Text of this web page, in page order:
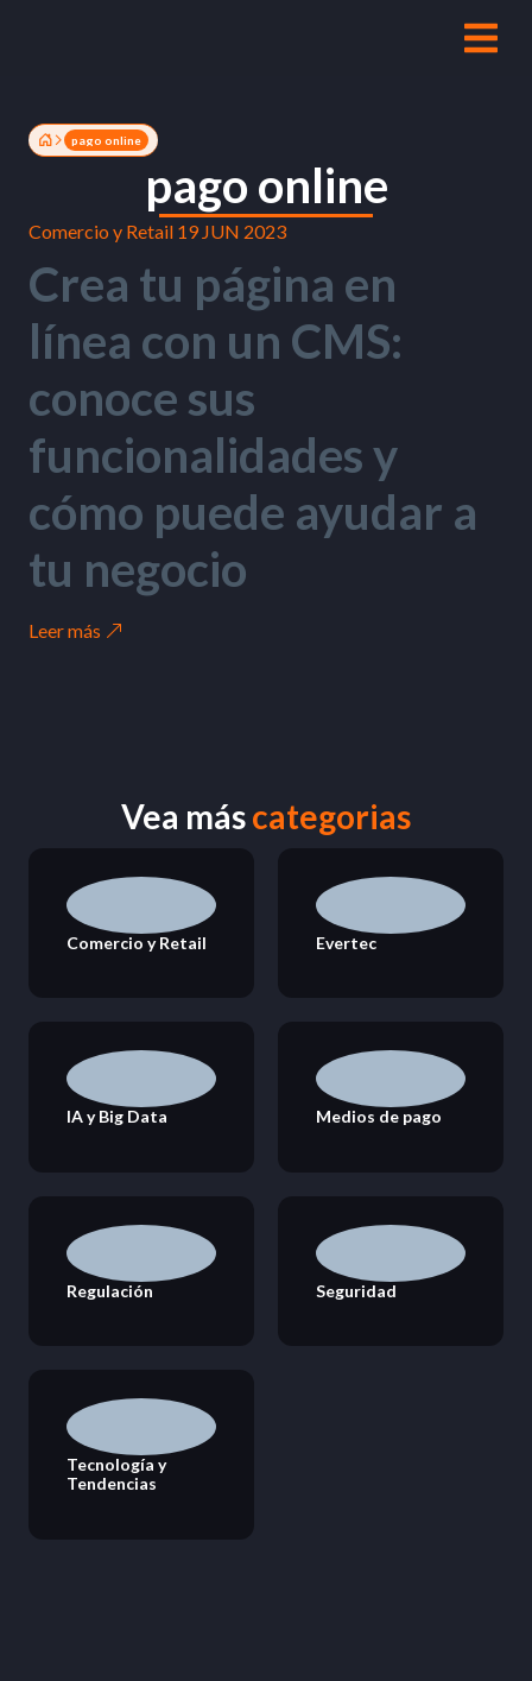
pago online
pago online
Comercio y Retail 19 JUN 2023
Crea tu página en
línea con un CMS:
conoce sus
funcionalidades y
cómo puede ayudar a
tu negocio
Leer más
Vea máscategorias
Comercio y Retail Evertec
IA y Big Data Medios de pago
Regulación Seguridad
Tecnología y
Tendencias